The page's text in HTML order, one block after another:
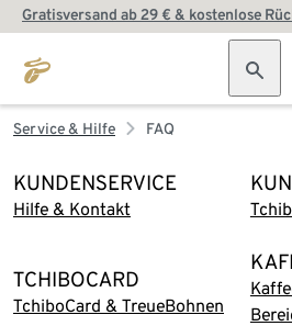
Gratisversand ab 29 € & kostenlose
Service & Hilfe FAQ
KUNDENSERVICE
Hilfe & Kontakt
TCHIBOCARD
TchiboCard & TreueBohnen